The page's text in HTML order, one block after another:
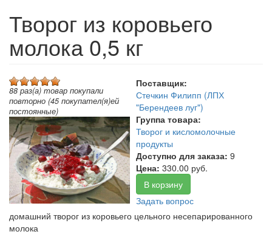
Творог из коровьего
молока 0,5 кг
88 раз(а) товар покупали
повторно (45 покупател(я)ей
постоянные)
Поставщик:
Стечкин Филипп (ЛПХ
"Берендеев луг")
Группа товара:
Творог и кисломолочные
продукты
Доступно для заказа: 9
Цена: 330.00 руб.
В корзину
Задать вопрос
домашний творог из коровьего цельного несепарированного
молока